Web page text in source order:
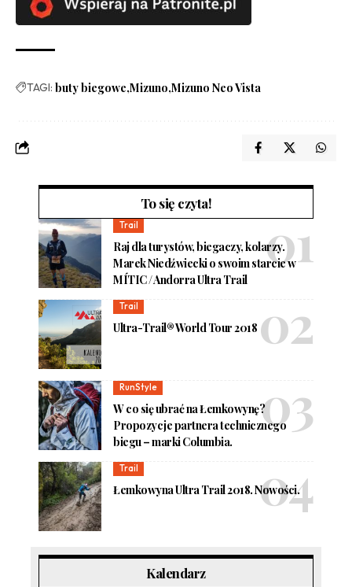
TAGI: buty biegowe Mizuno Mizuno Neo Vista
To się czyta!
Trail
Raj dla turystów, biegaczy, kolarzy.
Marek Niedźwiecki o swoim starcie w
MÍTIC / Andorra Ultra Trail
Trail
Ultra-Trail® World Tour 2018
RunStyle
W co się ubrać na Łemkowynę?
Propozycje partnera technicznego
biegu – marki Columbia.
Trail
Łemkowyna Ultra Trail 2018. Nowości.
Kalendarz